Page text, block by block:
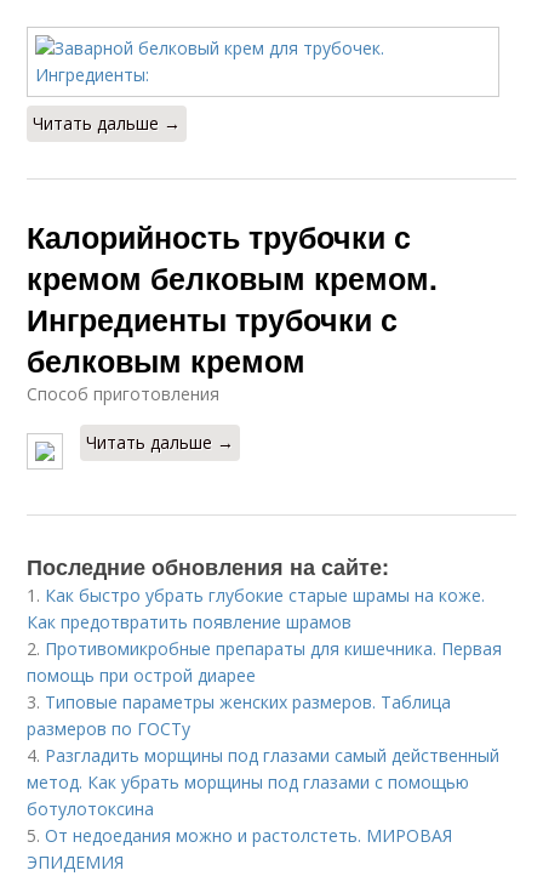
Читать дальше →
Калорийность трубочки с
кремом белковым кремом.
Ингредиенты трубочки с
белковым кремом
Способ приготовления
Читать дальше →
Последние обновления на сайте:
1. Как быстро убрать глубокие старые шрамы на коже.
Как предотвратить появление шрамов
2. Противомикробные препараты для кишечника. Первая
помощь при острой диарее
3. Типовые параметры женских размеров. Таблица
размеров по ГОСТу
4. Разгладить морщины под глазами самый действенный
метод. Как убрать морщины под глазами с помощью
ботулотоксина
5.От недоедания можно и растолстеть. МИРОВАЯ
ЭПИДЕМИЯ